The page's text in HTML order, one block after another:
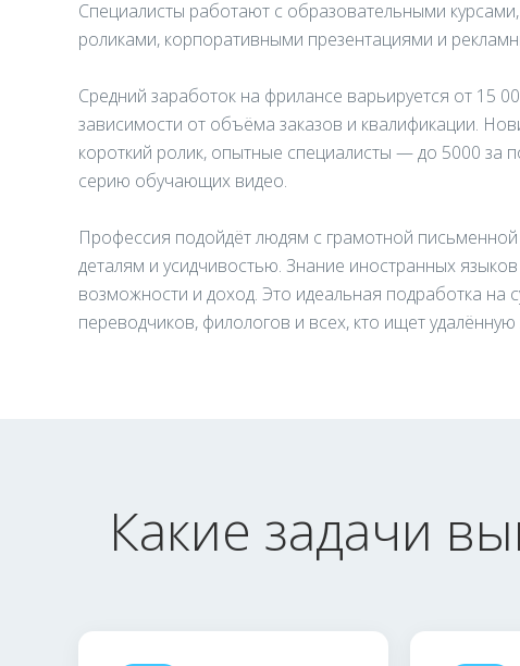
Специалисты работают с образовательными
роликами, корпоративными презентациями и
Средний заработок на фрилансе варьируется от 15
зависимости от объёма заказов и квалификации.
короткий ролик, опытные специалисты — до 5000 за
серию обучающих видео.
Профессия подойдёт людям с грамотной
деталям и усидчивостью. Знание иностранных
возможности и доход. Это идеальная подработка на
переводчиков, филологов и всех, кто ищет
Какие задачи